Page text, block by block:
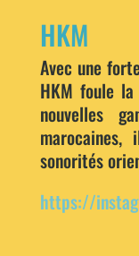
HKM
Avec une
HKM foule
nouvelles
sonorités
https://